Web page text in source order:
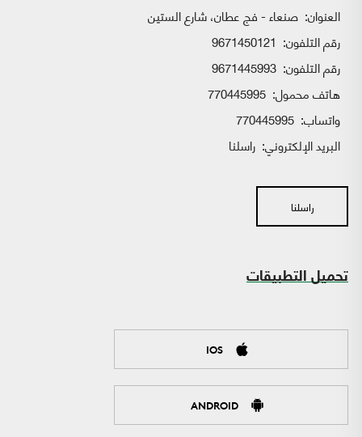
العنوان: صنعاء - فج عطان، شارع الستين
رقم التلفون: 9671450121
رقم التلفون: 9671445993
هاتف محمول: 770445995
واتساب:
البريد الإلكتروني: راسلنا
راسلنا
تحميل التطبيقات
IOS
ANDROID